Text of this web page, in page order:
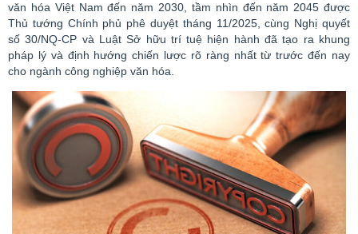
văn hóa Việt Nam đến năm 2030, tầm nhìn đến năm 2045 được
Thủ tướng Chính phủ phê duyệt tháng 11/2025, cùng Nghị quyết
số 30/NQ-CP và Luật Sở hữu trí tuệ hiện hành đã tạo ra khung
pháp lý và định hướng chiến lược rõ ràng nhất từ trước đến nay
cho ngành công nghiệp văn hóa.